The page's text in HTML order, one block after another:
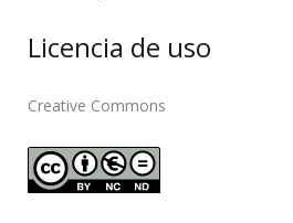
Licencia de uso
Creative Commons